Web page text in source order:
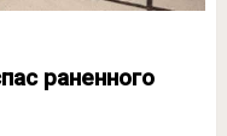
раненного